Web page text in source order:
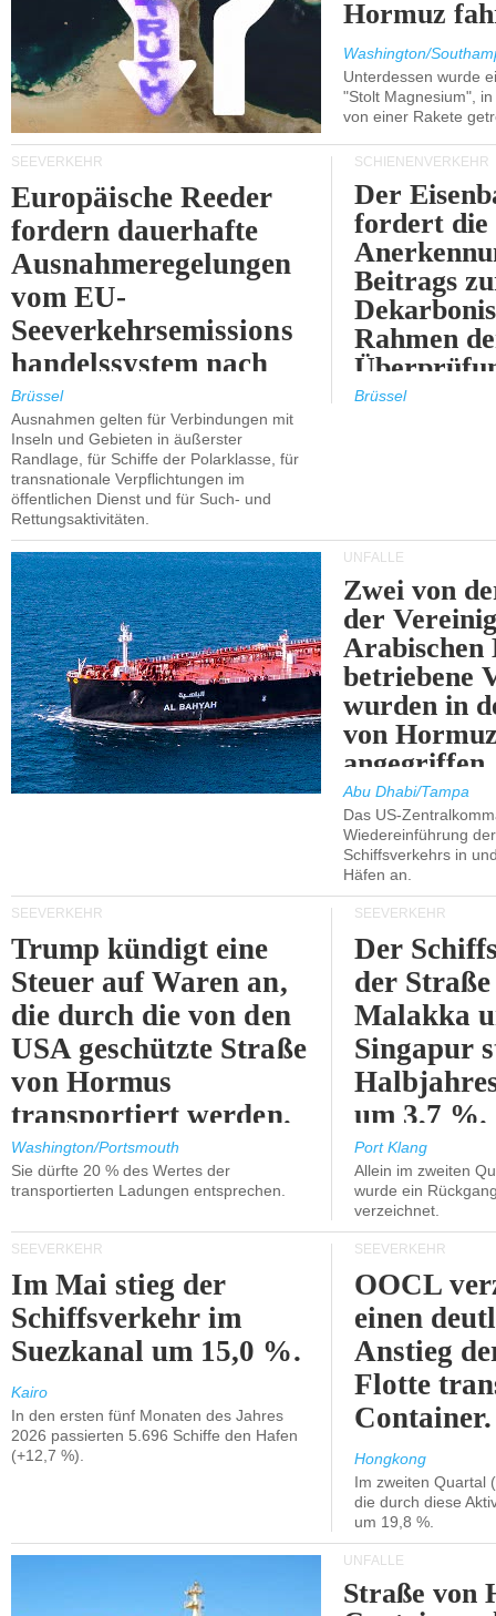
Hormuz
Washington/
Unterdessen wurde
"Stolt Magnesium",
von einer Rakete
SEEVERKEHR
Europäische Reeder
fordern dauerhafte
Ausnahmeregelungen
vom EU-
Seeverkehrsemissions
handelssystem nach
2030.
Brüssel
Ausnahmen gelten für Verbindungen mit
Inseln und Gebieten in äußerster
Randlage, für Schiffe der Polarklasse, für
transnationale Verpflichtungen im
öffentlichen Dienst und für Such- und
Rettungsaktivitäten.
SCHIENENVERKEHR
Der
fordert die
Beitrags
Rahmen
ETS.
Brüssel
UNFÄLLE
Zwei von
der
Arabischen
betriebene
wurden in
von
angegriffen.
Abu Dhabi/Tampa
Das US-
Wiedereinführung
Schiffsverkehrs in
Häfen an.
SEEVERKEHR
Trump kündigt eine
Steuer auf Waren an,
die durch die von den
USA geschützte Straße
von Hormus
transportiert werden.
Washington/Portsmouth
Sie dürfte 20 % des Wertes der
transportierten Ladungen entsprechen.
SEEVERKEHR
Der
der
Malakka
Singapur
um 3,7 %.
Port Klang
Allein im zweiten
wurde ein
verzeichnet.
SEEVERKEHR
Im Mai stieg der
Schiffsverkehr im
Suezkanal um 15,0 %.
Kairo
In den ersten fünf Monaten des Jahres
2026 passierten 5.696 Schiffe den Hafen
(+12,7 %).
SEEVERKEHR
OOCL
einen
Anstieg
Flotte
Container.
Hongkong
Im zweiten Quartal
die durch diese
um 19,8 %.
UNFÄLLE
Straße von